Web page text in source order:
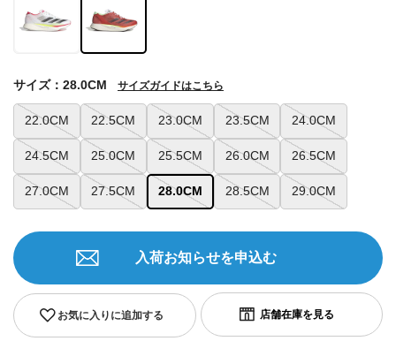
22.0CM 22.5CM 23.0CM 23.5CM 24.0CM
24.5CM 25.0CM 25.5CM 26.0CM 26.5CM
27.0CM 27.5CM 28.0CM 28.5CM 29.0CM
サイズ：28.0CM サイズガイドはこちら
お気に入りに追加する
入荷お知らせを申込む